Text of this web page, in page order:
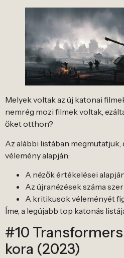
Melyek voltak az új katonai
nemrég mozi filmek voltak,
őket otthon?
Az alábbi listában megmutatjuk,
vélemény alapján:
A nézők értékelései
Az újranézések száma
A kritikusok véleményét
Íme, a legújabb top katonás
#10
kora (2023)